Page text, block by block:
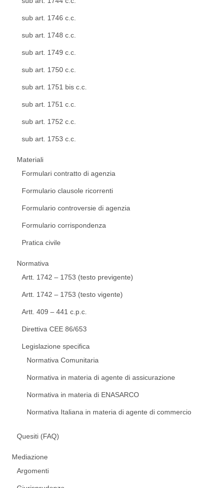
sub art. 1746 c.c.
sub art. 1748 c.c.
sub art. 1749 c.c.
sub art. 1750 c.c.
sub art. 1751 bis c.c.
sub art. 1751 c.c.
sub art. 1752 c.c.
sub art. 1753 c.c.
Materiali
Formulari contratto di agenzia
Formulario clausole ricorrenti
Formulario controversie di agenzia
Formulario corrispondenza
Pratica civile
Normativa
Artt. 1742 – 1753 (testo previgente)
Artt. 1742 – 1753 (testo vigente)
Artt. 409 – 441 c.p.c.
Direttiva CEE 86/653
Legislazione specifica
Normativa Comunitaria
Normativa in materia di agente di assicurazione
Normativa in materia di ENASARCO
Normativa Italiana in materia di agente di commercio
Quesiti (FAQ)
Mediazione
Argomenti